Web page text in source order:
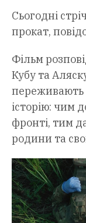
Сьогодні
прокат,
Фільм
Кубу та
переживають
історію: чим
фронті, тим
родини та